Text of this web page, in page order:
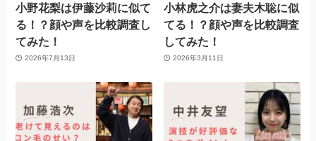
小野花梨は伊藤沙莉に似て
る！？顔や声を比較調査し
てみた！
2026年7月13日
小林虎之介は妻夫木聡に似
てる！？顔や声を比較調査
してみた！
2026年3月11日